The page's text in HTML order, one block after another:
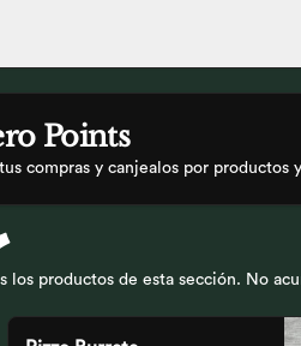
Points
compras y canjealos por productos
productos de esta sección. No